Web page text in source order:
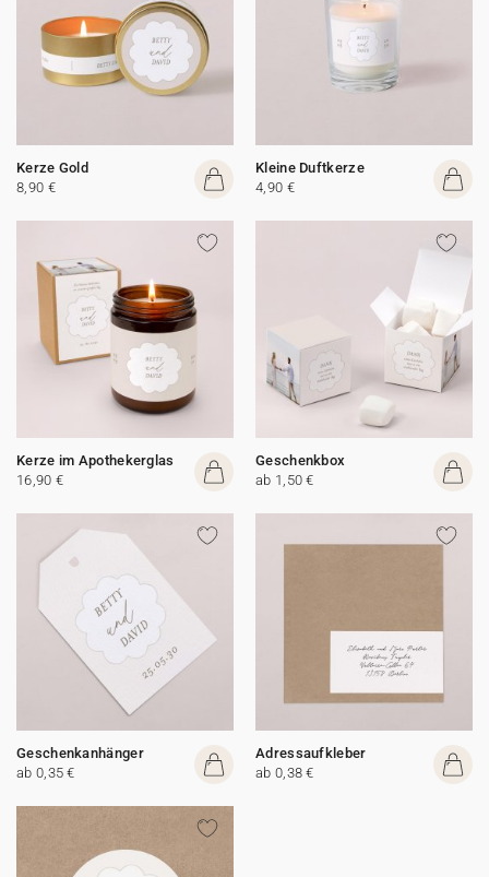
Kerze Gold
8,90 €
Kleine Duftkerze
4,90 €
Kerze im Apothekerglas
16,90 €
Geschenkbox
ab 1,50 €
Geschenkanhänger
ab 0,35 €
Adressaufkleber
ab 0,38 €